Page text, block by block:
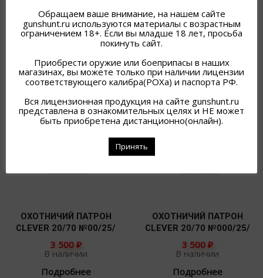
ОХОТНИЧИЙ ПАТРОН
CLEVER 12/70 №7/25/
Подробнее
ОХОТНИЧИЙ ПАТРОН
CLEVER 20/70 №0/25/
Подробнее
ОХОТНИЧИЙ ПАТРОН
CLEVER 20/70 №00/25/
3 500 ₽
В наличии
Подробнее
ОХОТНИЧИЙ ПАТРОН
CLEVER 20/70 №000/25/
3 500 ₽
В наличии
Подробнее
Обращаем ваше внимание, на нашем сайте
gunshunt.ru используются материалы с возрастным
ограничением 18+. Если вы младше 18 лет, просьба
покинуть сайт.
Приобрести оружие или боеприпасы в наших
магазинах, вы можете только при наличии лицензии
соответствующего калибра(РОХа) и паспорта РФ.
Вся лицензионная продукция на сайте gunshunt.ru
представлена в ознакомительных целях и НЕ может
быть приобретена дистанционно(онлайн).
Принять